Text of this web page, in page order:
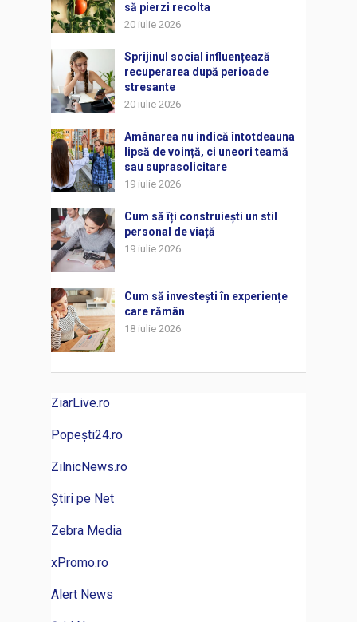
să pierzi recolta
20 iulie 2026
Sprijinul social influențează
recuperarea după perioade
stresante
20 iulie 2026
Amânarea nu indică întotdeauna
lipsă de voință, ci uneori teamă
sau suprasolicitare
19 iulie 2026
Cum să îți construiești un stil
personal de viață
19 iulie 2026
Cum să investești în experiențe
care rămân
18 iulie 2026
ZiarLive.ro
Popești24.ro
ZilnicNews.ro
Știri pe Net
Zebra Media
xPromo.ro
Alert News